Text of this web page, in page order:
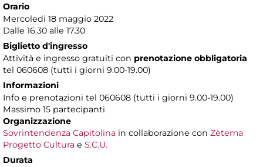
Orario
Mercoledi 18 maggio 2022
Dalle 16.30 alle 17.30
Biglietto d'ingresso
Attività e ingresso gratuiti con prenotazione obbligatoria
tel 060608 (tutti i giorni 9.00-19.00)
Informazioni
Info e prenotazioni tel 060608 (tutti i giorni 9.00-19.00)
Massimo 15 partecipanti
Organizzazione
Sovrintendenza Capitolina in collaborazione con Zètema
Progetto Cultura e S.C.U.
Durata